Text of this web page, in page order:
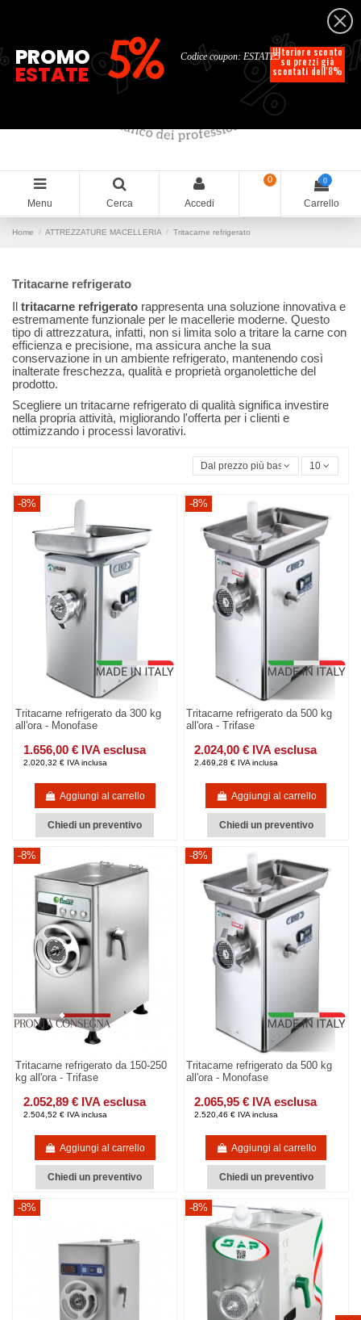
Italiano
Menu Cerca Accedi
0 0
Carrello
Home ATTREZZATURE MACELLERIA Tritacarne refrigerato
Tritacarne refrigerato
tritacarne refrigerato rappresenta una soluzione innovativa e
estremamente funzionale per le macellerie moderne. Questo
tipo di attrezzatura, infatti, non si limita solo a tritare la carne con
efficienza e precisione, ma assicura anche la sua
conservazione in un ambiente refrigerato, mantenendo così
inalterate freschezza, qualità e proprietà organolettiche del
prodotto.
Scegliere un tritacarne refrigerato di qualità significa investire
nella propria attività, migliorando l'offerta per i clienti e
ottimizzando i processi lavorativi.
Dal prezzo più basso 10
-8%
Tritacarne refrigerato da 300 kg
all'ora - Monofase
1.656,00 € IVA esclusa
2.020,32 € IVA inclusa
Aggiungi al carrello
Chiedi un preventivo
-8%
Tritacarne refrigerato da 500 kg
all'ora - Trifase
2.024,00 € IVA esclusa
2.469,28 € IVA inclusa
Aggiungi al carrello
Chiedi un preventivo
-8%
Tritacarne refrigerato da 150-250
kg all'ora - Trifase
2.052,89 € IVA esclusa
2.504,52 € IVA inclusa
Aggiungi al carrello
Chiedi un preventivo
-8%
Tritacarne refrigerato da 500 kg
all'ora - Monofase
2.065,95 € IVA esclusa
2.520,46 € IVA inclusa
Aggiungi al carrello
Chiedi un preventivo
-8% -8%
%
% %
% Ulteriore sconto
su prezzi già
scontati dell'8%
Codice coupon: ESTATE5
PROMO
ESTATE 5%